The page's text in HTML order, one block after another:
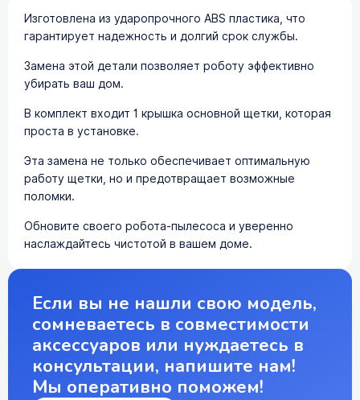
Изготовлена из ударопрочного ABS пластика, что
гарантирует надежность и долгий срок службы.
Замена этой детали позволяет роботу эффективно
убирать ваш дом.
В комплект входит 1 крышка основной щетки, которая
проста в установке.
Эта замена не только обеспечивает оптимальную
работу щетки, но и предотвращает возможные
поломки.
Обновите своего робота-пылесоса и уверенно
наслаждайтесь чистотой в вашем доме.
Если вы не нашли свою модель,
сомневаетесь в совместимости
аксессуаров или нуждаетесь в
консультации, напишите нам!
Мы оперативно поможем!